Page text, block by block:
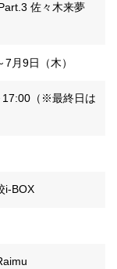
佐々木来夢
月9日（木）
17:00（※最終日は
i-BOX